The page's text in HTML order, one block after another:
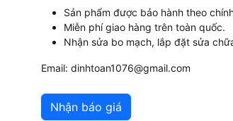
Sản phẩm được bảo hành theo
Miễn phí giao hàng trên toàn quốc.
Nhận sửa bo mạch, lắp đặt sửa
Email: dinhtoan1076@gmail.com
Nhận báo giá